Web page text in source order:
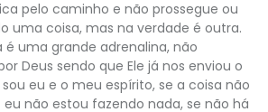
pelo caminho e não prossegue ou
uma coisa, mas na verdade é outra.
uma grande adrenalina, não
Deus sendo que Ele já nos enviou o
eu e o meu espírito, se a coisa não
não estou fazendo nada, se não há